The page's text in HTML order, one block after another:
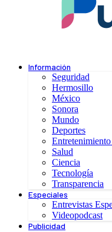
Información
Seguridad
Hermosillo
México
Sonora
Mundo
Deportes
Salud
Ciencia
Tecnología
Transparencia
Especiales
Entrevistas
Videopodcast
Publicidad